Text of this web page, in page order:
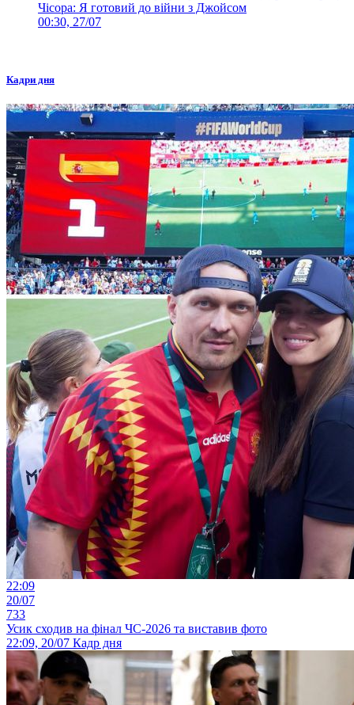
Чісора: Я готовий до війни з Джойсом
00:30, 27/07
Кадри дня
22:09
20/07
733
Усик сходив на фінал ЧС-2026 та виставив фото
22:09, 20/07 Кадр дня